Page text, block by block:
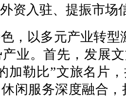
资入驻、提振市场
以多元产业转型
业。首先，发展
加勒比”文旅名片
闲服务深度融合